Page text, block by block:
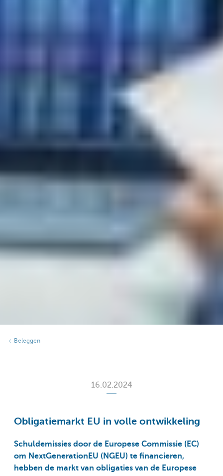
Beleggen
16.02.2024
Obligatiemarkt EU in volle ontwikkeling
Schuldemissies door de Europese Commissie (EC)
om NextGenerationEU (NGEU) te financieren,
hebben de markt van obligaties van de Europese